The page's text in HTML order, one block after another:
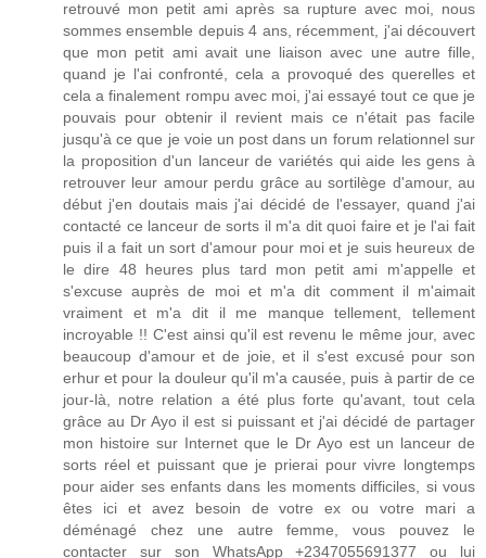
retrouvé mon petit ami après sa rupture avec moi, nous
sommes ensemble depuis 4 ans, récemment, j'ai découvert
que mon petit ami avait une liaison avec une autre fille,
quand je l'ai confronté, cela a provoqué des querelles et
cela a finalement rompu avec moi, j'ai essayé tout ce que je
pouvais pour obtenir il revient mais ce n'était pas facile
jusqu'à ce que je voie un post dans un forum relationnel sur
la proposition d'un lanceur de variétés qui aide les gens à
retrouver leur amour perdu grâce au sortilège d'amour, au
début j'en doutais mais j'ai décidé de l'essayer, quand j'ai
contacté ce lanceur de sorts il m'a dit quoi faire et je l'ai fait
puis il a fait un sort d'amour pour moi et je suis heureux de
le dire 48 heures plus tard mon petit ami m'appelle et
s'excuse auprès de moi et m'a dit comment il m'aimait
vraiment et m'a dit il me manque tellement, tellement
incroyable !! C'est ainsi qu'il est revenu le même jour, avec
beaucoup d'amour et de joie, et il s'est excusé pour son
erhur et pour la douleur qu'il m'a causée, puis à partir de ce
jour-là, notre relation a été plus forte qu'avant, tout cela
grâce au Dr Ayo il est si puissant et j'ai décidé de partager
mon histoire sur Internet que le Dr Ayo est un lanceur de
sorts réel et puissant que je prierai pour vivre longtemps
pour aider ses enfants dans les moments difficiles, si vous
êtes ici et avez besoin de votre ex ou votre mari a
déménagé chez une autre femme, vous pouvez le
contacter sur son WhatsApp +2347055691377 ou lui